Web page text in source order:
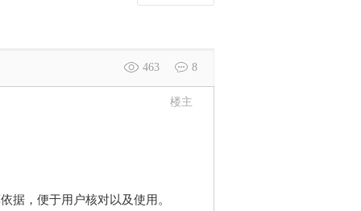
463 8
楼主
据，便于用户核对以及使用。